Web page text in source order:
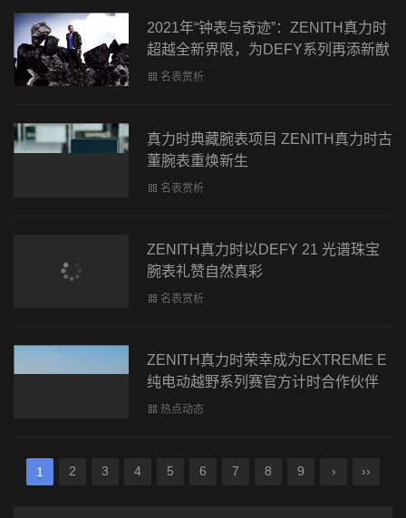
2021年“钟表与奇迹”：ZENITH真力时
超越全新界限，为DEFY系列再添新猷
名表赏析
真力时典藏腕表项目 ZENITH真力时古
董腕表重焕新生
名表赏析
ZENITH真力时以DEFY 21 光谱珠宝
腕表礼赞自然真彩
名表赏析
ZENITH真力时荣幸成为EXTREME E
纯电动越野系列赛官方计时合作伙伴
热点动态
1 2 3 4 5 6 7 8 9 › ››